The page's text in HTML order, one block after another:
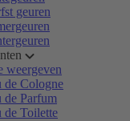
geuren
weergeven
de Cologne
de Parfum
de Toilette